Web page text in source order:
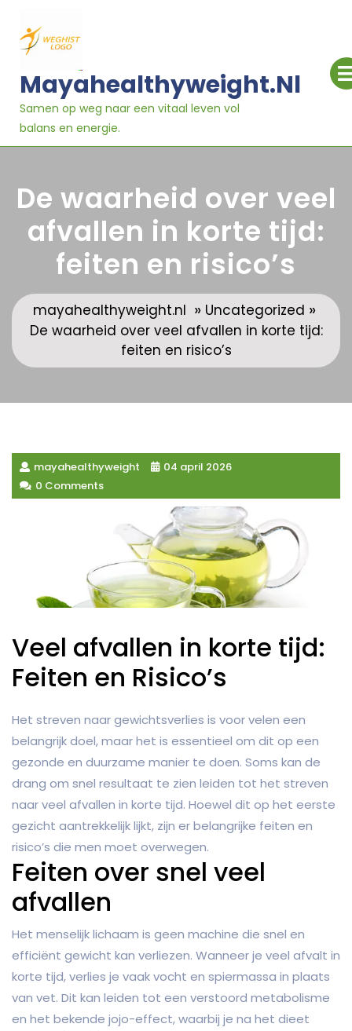
naar
inhoud
Mayahealthyweight.nl
Samen op weg naar een vitaal leven vol
balans en energie.
De waarheid over veel
afvallen in korte tijd:
feiten en risico’s
mayahealthyweight.nl » Uncategorized »
De waarheid over veel afvallen in korte tijd:
feiten en risico’s
mayahealthyweight
04 april 2026
0 Comments
Veel afvallen in korte tijd:
Feiten en Risico’s
Het streven naar gewichtsverlies is voor velen een
belangrijk doel, maar het is essentieel om dit op een
gezonde en duurzame manier te doen. Soms kan de
drang om snel resultaat te zien leiden tot het streven
naar veel afvallen in korte tijd. Hoewel dit op het eerste
gezicht aantrekkelijk lijkt, zijn er belangrijke feiten en
risico’s die men moet overwegen.
Feiten over snel veel
afvallen
Het menselijk lichaam is geen machine die snel en
efficiënt gewicht kan verliezen. Wanneer je veel afvalt in
korte tijd, verlies je vaak vocht en spiermassa in plaats
van vet. Dit kan leiden tot een verstoord metabolisme
en het bekende jojo-effect, waarbij je na het dieet